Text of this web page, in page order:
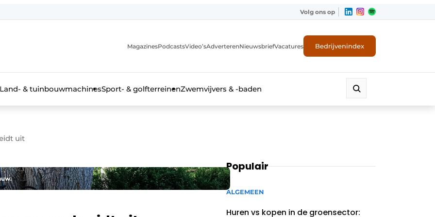
Volg ons op
MagazinesPodcastsVideo’sAdverterenNieuwsbriefVacatures Bedrijvenindex
Land- & tuinbouwmachinesSport- & golfterreinenZwemvijvers & -baden
uit
Populair
ALGEMEEN
Huren vs kopen in de groensector: